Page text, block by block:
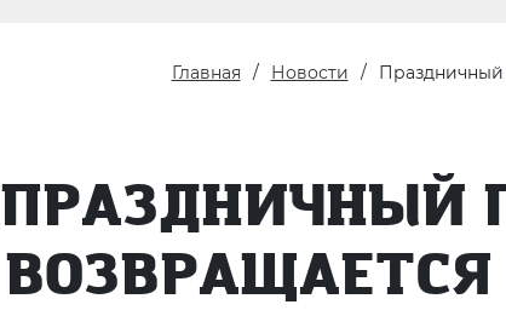
Главная Новости Праздничный
ПРАЗДНИЧНЫЙ